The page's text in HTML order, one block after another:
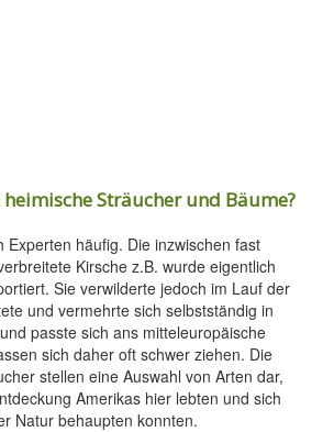
Sträucher und Bäume?
Experten häufig. Die inzwischen fast
Kirsche z.B. wurde eigentlich
Sie verwilderte jedoch im Lauf der
und vermehrte sich selbstständig in
passte sich ans mitteleuropäische
sich daher oft schwer ziehen. Die
stellen eine Auswahl von Arten dar,
Amerikas hier lebten und sich
Natur behaupten konnten.